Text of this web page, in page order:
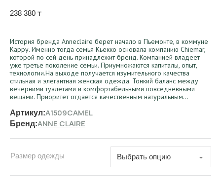
238 380 ₸
История бренда Anneclaire берет начало в Пьемонте, в коммуне
Карру. Именно тогда семья Кьекко основала компанию Chiemar,
которой по сей день принадлежит бренд. Компанией владеет
уже третье поколение семьи. Приумножаются капиталы, опыт,
технологии.На выходе получается изумительного качества
стильная и элегантная женская одежда. Тонкий баланс между
вечерними туалетами и комфортабельными повседневными
вещами. Приоритет отдается качественным натуральным…
Артикул:A1509CAMEL
Бренд:ANNE CLAIRE
Размер одежды